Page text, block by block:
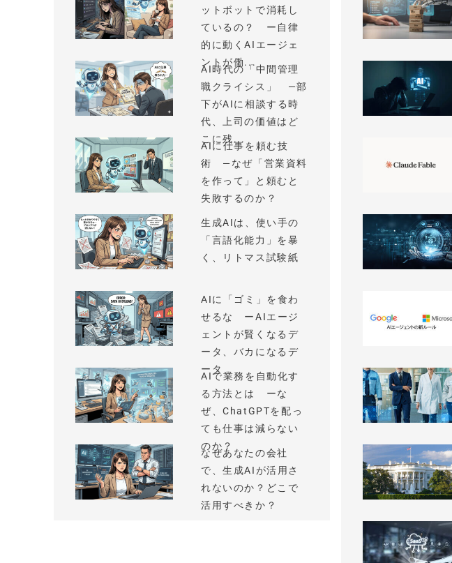
ットボットで消耗し
ているの？ ー自律
的に動くAIエージェ
ントが働...
AI時代の「中間管理
職クライシス」 —部
下がAIに相談する時
代、上司の価値はど
こに残...
AIに仕事を頼む技
術 —なぜ「営業資料
を作って」と頼むと
失敗するのか？
生成AIは、使い手の
「言語化能力」を暴
く、リトマス試験紙
AIに「ゴミ」を食わ
せるな ーAIエージ
ェントが賢くなるデ
ータ、バカになるデ
ータ
AIで業務を自動化す
る方法とは ーな
ぜ、ChatGPTを配っ
ても仕事は減らない
のか？
なぜあなたの会社
で、生成AIが活用さ
れないのか？どこで
活用すべきか？